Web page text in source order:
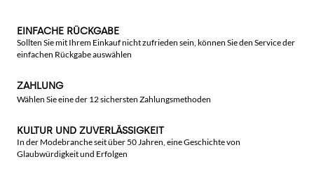
EINFACHE RÜCKGABE
Sollten Sie mit Ihrem Einkauf nicht zufrieden sein, können Sie den Service der
einfachen Rückgabe auswählen
ZAHLUNG
Wählen Sie eine der 12 sichersten Zahlungsmethoden
KULTUR UND ZUVERLÄSSIGKEIT
In der Modebranche seit über 50 Jahren, eine Geschichte von
Glaubwürdigkeit und Erfolgen